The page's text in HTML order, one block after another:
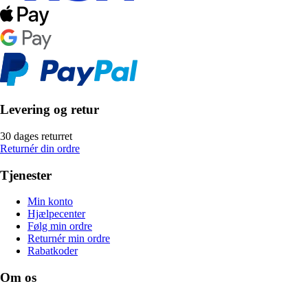
Levering og retur
30 dages returret
Returnér din ordre
Tjenester
Min konto
Hjælpecenter
Følg min ordre
Returnér min ordre
Rabatkoder
Om os